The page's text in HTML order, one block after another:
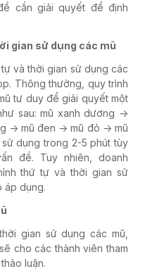
cần giải quyết để định
gian sử dụng các mũ
và thời gian sử dụng các
Thông thường, quy trình
tư duy để giải quyết một
sau: mũ xanh dương ->
-> mũ đen -> mũ đỏ -> mũ
dụng trong 2-5 phút tùy
đề. Tuy nhiên, doanh
thứ tự và thời gian sử
áp dụng.
gian sử dụng các mũ,
cho các thành viên tham
luận.